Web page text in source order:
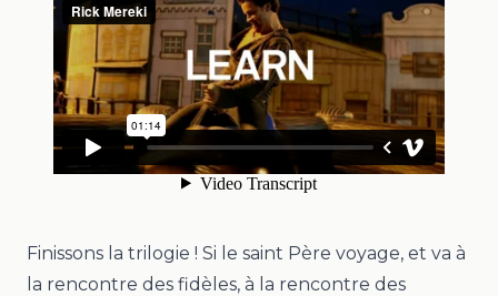
Finissons la trilogie ! Si le saint Père voyage, et va à
la rencontre des fidèles, à la rencontre des